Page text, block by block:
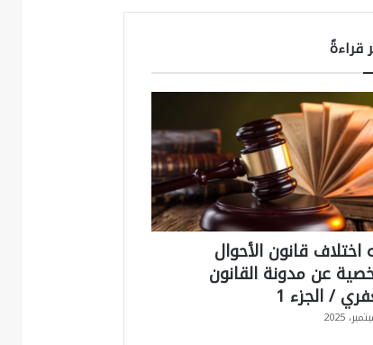
قراءةً
اختلاف قانون الأحوال
عن مدونة القانون
/ الجزء 1